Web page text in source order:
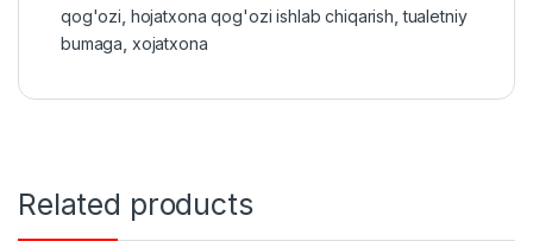
qog'ozi hojatxona qog'ozi ishlab chiqarish ,tualetniy
bumaga xojatxona
Related products